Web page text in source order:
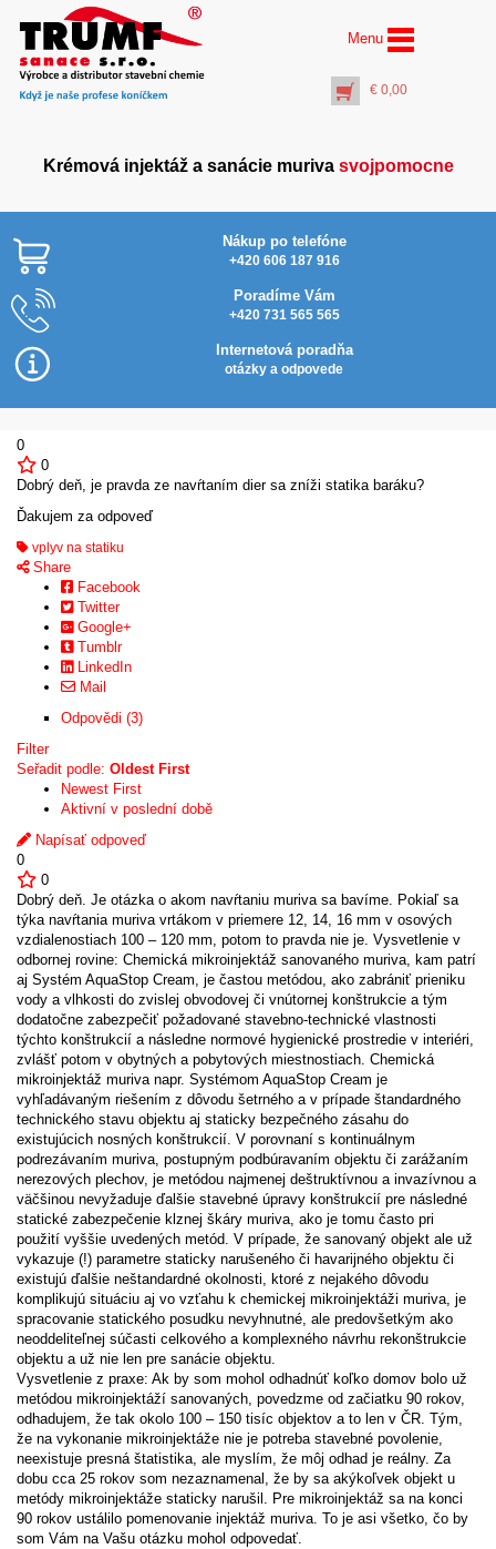
Menu
€ 0,00
Krémová injektáž a sanácie muriva svojpomocne
Nákup po telefóne
+420 606 187 916
Poradíme Vám
+420 731 565 565
Internetová poradňa
otázky a odpovede
0
0
Dobrý deň, je pravda ze navŕtaním dier sa zníži statika baráku?
Ďakujem za odpoveď
vplyv na statiku
Share
Facebook
Twitter
Google+
Tumblr
LinkedIn
Mail
Odpovědi (3)
Filter
Seřadit podle: Oldest First
Newest First
Aktivní v poslední době
Napísať odpoveď
0
0
Dobrý deň. Je otázka o akom navŕtaniu muriva sa bavíme. Pokiaľ sa
týka navŕtania muriva vrtákom v priemere 12, 14, 16 mm v osových
vzdialenostiach 100 – 120 mm, potom to pravda nie je. Vysvetlenie v
odbornej rovine: Chemická mikroinjektáž sanovaného muriva, kam patrí
aj Systém AquaStop Cream, je častou metódou, ako zabrániť prieniku
vody a vlhkosti do zvislej obvodovej či vnútornej konštrukcie a tým
dodatočne zabezpečiť požadované stavebno-technické vlastnosti
týchto konštrukcií a následne normové hygienické prostredie v interiéri,
zvlášť potom v obytných a pobytových miestnostiach. Chemická
mikroinjektáž muriva napr. Systémom AquaStop Cream je
vyhľadávaným riešením z dôvodu šetrného a v prípade štandardného
technického stavu objektu aj staticky bezpečného zásahu do
existujúcich nosných konštrukcií. V porovnaní s kontinuálnym
podrezávaním muriva, postupným podbúravaním objektu či zarážaním
nerezových plechov, je metódou najmenej deštruktívnou a invazívnou a
väčšinou nevyžaduje ďalšie stavebné úpravy konštrukcií pre následné
statické zabezpečenie klznej škáry muriva, ako je tomu často pri
použití vyššie uvedených metód. V prípade, že sanovaný objekt ale už
vykazuje (!) parametre staticky narušeného či havarijného objektu či
existujú ďalšie neštandardné okolnosti, ktoré z nejakého dôvodu
komplikujú situáciu aj vo vzťahu k chemickej mikroinjektáži muriva, je
spracovanie statického posudku nevyhnutné, ale predovšetkým ako
neoddeliteľnej súčasti celkového a komplexného návrhu rekonštrukcie
objektu a už nie len pre sanácie objektu.
Vysvetlenie z praxe: Ak by som mohol odhadnúť koľko domov bolo už
metódou mikroinjektáží sanovaných, povedzme od začiatku 90 rokov,
odhadujem, že tak okolo 100 – 150 tisíc objektov a to len v ČR. Tým,
že na vykonanie mikroinjektáže nie je potreba stavebné povolenie,
neexistuje presná štatistika, ale myslím, že môj odhad je reálny. Za
dobu cca 25 rokov som nezaznamenal, že by sa akýkoľvek objekt u
metódy mikroinjektáže staticky narušil. Pre mikroinjektáž sa na konci
90 rokov ustálilo pomenovanie injektáž muriva. To je asi všetko, čo by
som Vám na Vašu otázku mohol odpovedať.
AquaStop Cream® –
vedro 5 litrov
€117,00